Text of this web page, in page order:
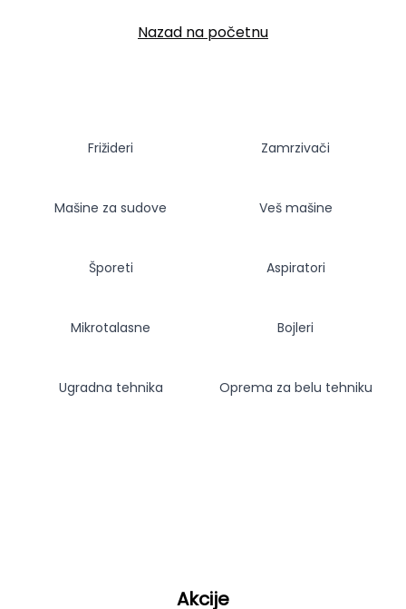
Nazad na početnu
Frižideri Zamrzivači
Mašine za sudove Veš mašine
Šporeti Aspiratori
Mikrotalasne Bojleri
Ugradna tehnika Oprema za belu tehniku
Akcije